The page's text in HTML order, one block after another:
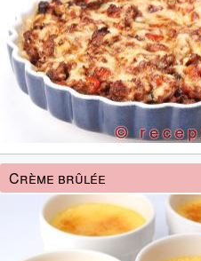
Crème brûlée